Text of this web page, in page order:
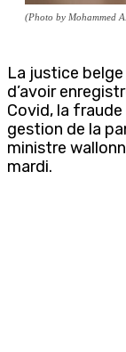
(Photo by Mohammed
La justice
d’avoir
Covid, la fraude
gestion de la
ministre
mardi.